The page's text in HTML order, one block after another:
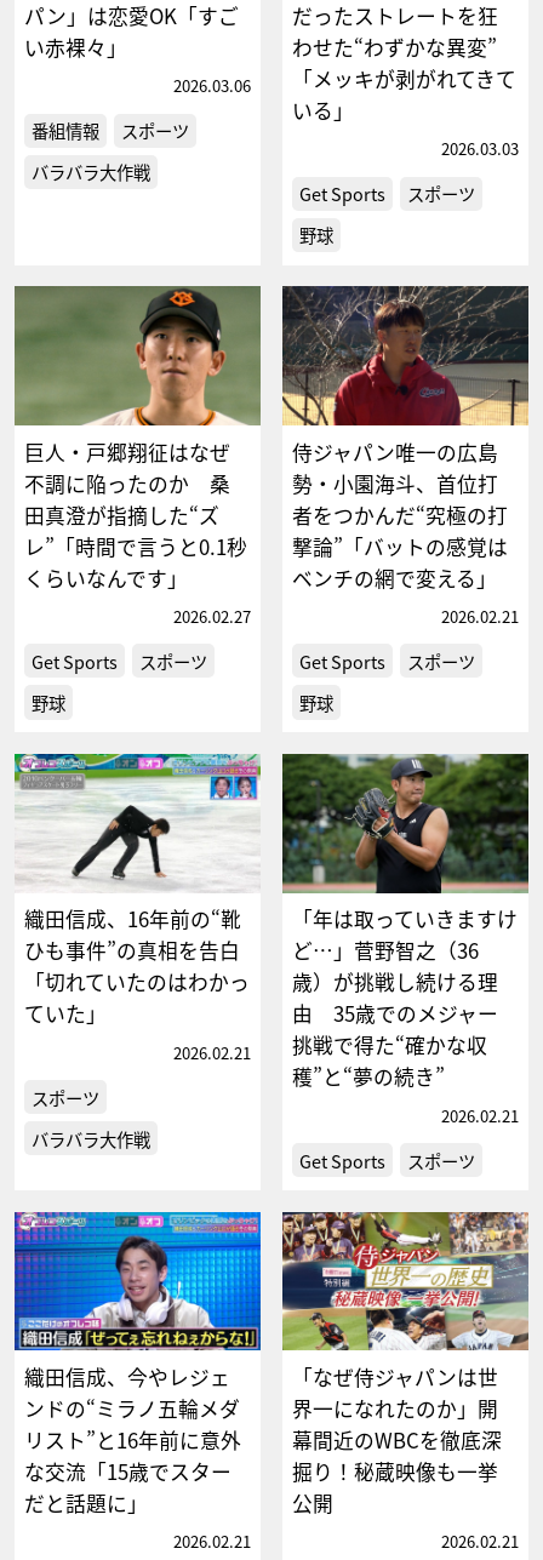
パン」は恋愛OK「すご
い赤裸々」
2026.03.06
番組情報
スポーツ
バラバラ大作戦
だったストレートを狂
わせた“わずかな異変”
「メッキが剥がれてきて
いる」
2026.03.03
Get Sports
スポーツ
野球
巨人・戸郷翔征はなぜ
不調に陥ったのか 桑
田真澄が指摘した“ズ
レ”「時間で言うと0.1秒
くらいなんです」
2026.02.27
Get Sports
スポーツ
野球
侍ジャパン唯一の広島
勢・小園海斗、首位打
者をつかんだ“究極の打
撃論”「バットの感覚は
ベンチの網で変える」
2026.02.21
Get Sports
スポーツ
野球
織田信成、16年前の“靴
ひも事件”の真相を告白
「切れていたのはわかっ
ていた」
2026.02.21
スポーツ
バラバラ大作戦
「年は取っていきますけ
ど…」菅野智之（36
歳）が挑戦し続ける理
由 35歳でのメジャー
挑戦で得た“確かな収
穫”と“夢の続き”
2026.02.21
Get Sports スポーツ
織田信成、今やレジェ
ンドの“ミラノ五輪メダ
リスト”と16年前に意外
な交流「15歳でスター
だと話題に」
2026.02.21
「なぜ侍ジャパンは世
界一になれたのか」開
幕間近のWBCを徹底深
掘り！秘蔵映像も一挙
公開
2026.02.21